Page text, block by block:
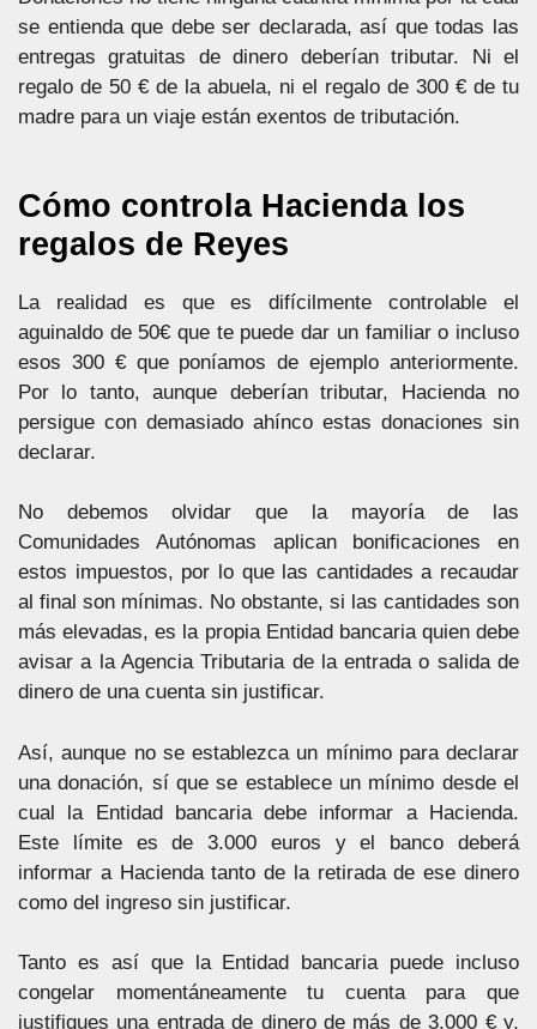
se entienda que debe ser declarada, así que todas las
entregas gratuitas de dinero deberían tributar. Ni el
regalo de 50 € de la abuela, ni el regalo de 300 € de tu
madre para un viaje están exentos de tributación.
Cómo controla Hacienda los
regalos de Reyes
La realidad es que es difícilmente controlable el
aguinaldo de 50€ que te puede dar un familiar o incluso
esos 300 € que poníamos de ejemplo anteriormente.
Por lo tanto, aunque deberían tributar, Hacienda no
persigue con demasiado ahínco estas donaciones sin
declarar.
No debemos olvidar que la mayoría de las
Comunidades Autónomas aplican bonificaciones en
estos impuestos, por lo que las cantidades a recaudar
al final son mínimas. No obstante, si las cantidades son
más elevadas, es la propia Entidad bancaria quien debe
avisar a la Agencia Tributaria de la entrada o salida de
dinero de una cuenta sin justificar.
Así, aunque no se establezca un mínimo para declarar
una donación, sí que se establece un mínimo desde el
cual la Entidad bancaria debe informar a Hacienda.
Este límite es de 3.000 euros y el banco deberá
informar a Hacienda tanto de la retirada de ese dinero
como del ingreso sin justificar.
Tanto es así que la Entidad bancaria puede incluso
congelar momentáneamente tu cuenta para que
justifiques una entrada de dinero de más de 3.000 € y,